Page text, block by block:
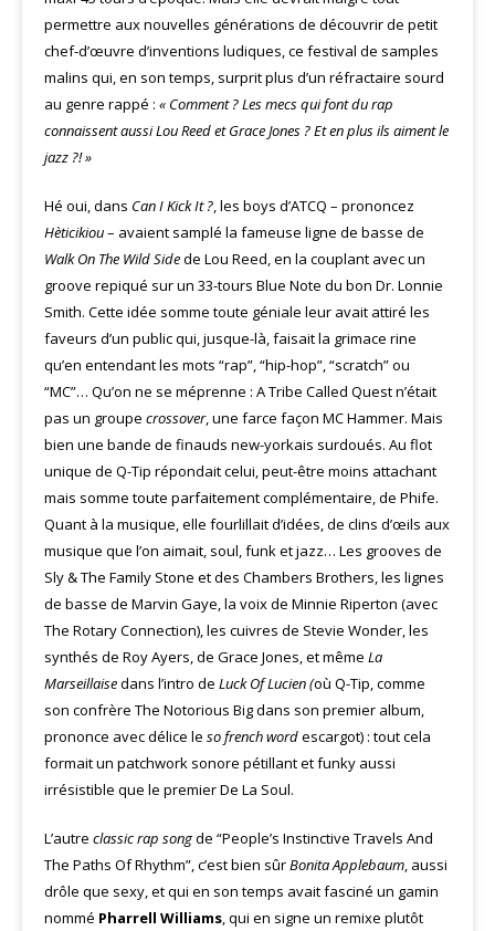
permettre aux nouvelles générations de découvrir de petit
chef-d’œuvre d’inventions ludiques, ce festival de samples
malins qui, en son temps, surprit plus d’un réfractaire sourd
au genre rappé : « Comment ? Les mecs qui font du rap
connaissent aussi Lou Reed et Grace Jones ? Et en plus ils aiment le
jazz ?! »
Hé oui, dans Can I Kick It ?, les boys d’ATCQ – prononcez
Hèticikiou– avaient samplé la fameuse ligne de basse de
Walk On The Wild Sidede Lou Reed, en la couplant avec un
groove repiqué sur un 33-tours Blue Note du bon Dr. Lonnie
Smith. Cette idée somme toute géniale leur avait attiré les
faveurs d’un public qui, jusque-là, faisait la grimace rine
qu’en entendant les mots “rap”, “hip-hop”, “scratch” ou
“MC”… Qu’on ne se méprenne : A Tribe Called Quest n’était
pas un groupe crossover, une farce façon MC Hammer. Mais
bien une bande de finauds new-yorkais surdoués. Au flot
unique de Q-Tip répondait celui, peut-être moins attachant
mais somme toute parfaitement complémentaire, de Phife.
Quant à la musique, elle fourlillait d’idées, de clins d’œils aux
musique que l’on aimait, soul, funk et jazz… Les grooves de
Sly & The Family Stone et des Chambers Brothers, les lignes
de basse de Marvin Gaye, la voix de Minnie Riperton (avec
The Rotary Connection), les cuivres de Stevie Wonder, les
synthés de Roy Ayers, de Grace Jones, et même La
Marseillaisedans l’intro de Luck Of Lucien (où Q-Tip, comme
son confrère The Notorious Big dans son premier album,
prononce avec délice le so french wordescargot) : tout cela
formait un patchwork sonore pétillant et funky aussi
irrésistible que le premier De La Soul.
L’autre classic rap songde “People’s Instinctive Travels And
The Paths Of Rhythm”, c’est bien sûrBonita Applebaum, aussi
drôle que sexy, et qui en son temps avait fasciné un gamin
nommé Pharrell Williams, qui en signe un remixe plutôt